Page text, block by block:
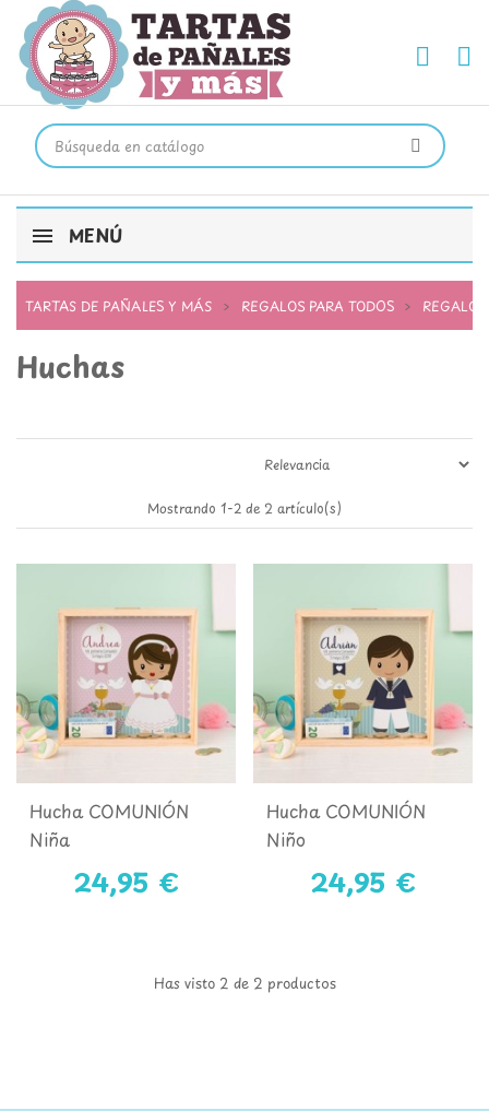
MENÚ
TARTAS DE PAÑALES Y MÁS REGALOS PARA TODOS
Huchas
Mostrando 1-2 de 2 artículo(s)
Hucha COMUNIÓN
Niña
24,95 €
Hucha COMUNIÓN
Niño
24,95 €
Has visto 2 de 2 productos